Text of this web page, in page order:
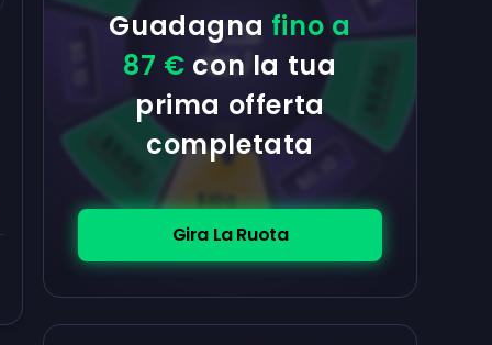
Guadagna fino a
87 € con la tua
prima offerta
completata
Gira La Ruota
$100
$5.00